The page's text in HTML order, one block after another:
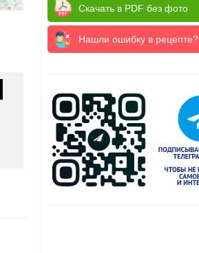
Скачать в PDF без фото
Нашли ошибку в рецепте?